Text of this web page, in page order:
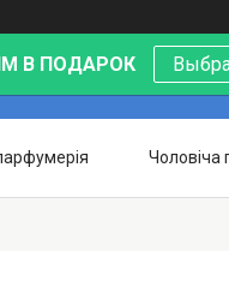
В ПОДАРОК
Чоловіча